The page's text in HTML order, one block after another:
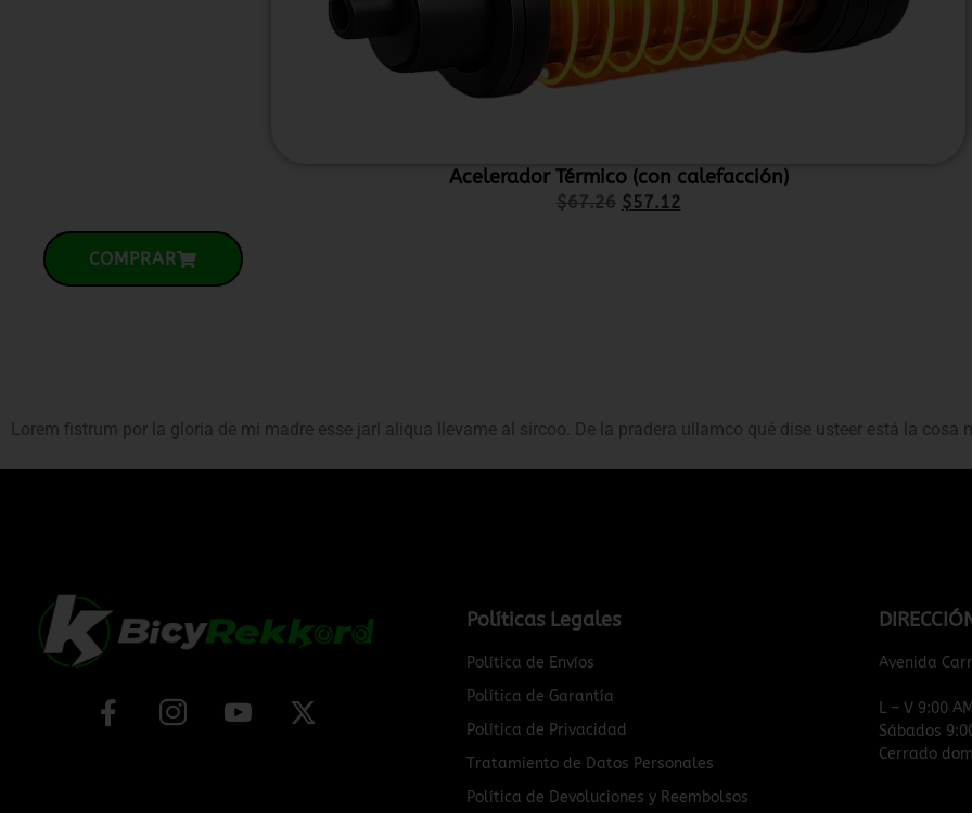
Acelerador Térmico (con calefacción)
$67.26 $57.12
COMPRAR
Lorem fistrum por la gloria de mi madre esse jarl aliqua llevame al sircoo. De la pradera ullamco qué dise usteer está la cosa
Políticas Legales
Política de Envíos
Política de Garantía
Política de Privacidad
Tratamiento de Datos Personales
Política de Devoluciones y Reembolsos
Avenida
L – V 9:00
Sábados
Cerrado